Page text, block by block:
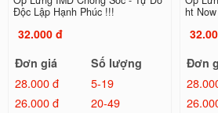
Độc Lập Hạnh Phúc !!!
32.000 đ
Đơn giá
Số lượng
28.000 đ
5-19
26.000 đ
20-49
ht Now
Đơn